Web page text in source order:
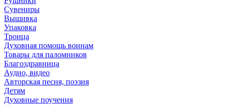
Сувениры
Вышивка
Упаковка
Троица
Духовная помощь воинам
Товары для паломников
Благоздравница
Аудио, видео
Авторская песня, поэзия
Детям
Духовные поучения